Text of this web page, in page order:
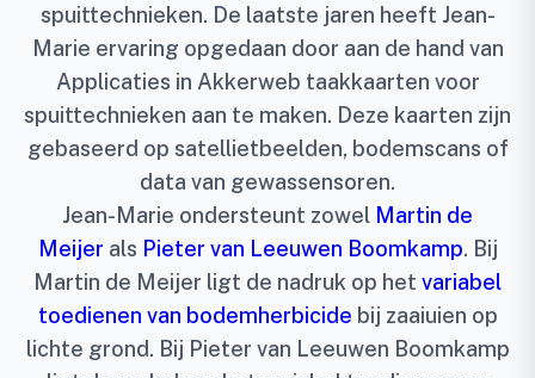
spuittechnieken. De laatste jaren heeft Jean-
Marie ervaring opgedaan door aan de hand van
Applicaties in Akkerweb taakkaarten voor
spuittechnieken aan te maken. Deze kaarten zijn
gebaseerd op satellietbeelden, bodemscans of
data van gewassensoren.
Jean-Marie ondersteunt zowel Martin de
Meijer als Pieter van Leeuwen Boomkamp. Bij
Martin de Meijer ligt de nadruk op het variabel
toedienen van bodemherbicide bij zaaiuien op
lichte grond. Bij Pieter van Leeuwen Boomkamp